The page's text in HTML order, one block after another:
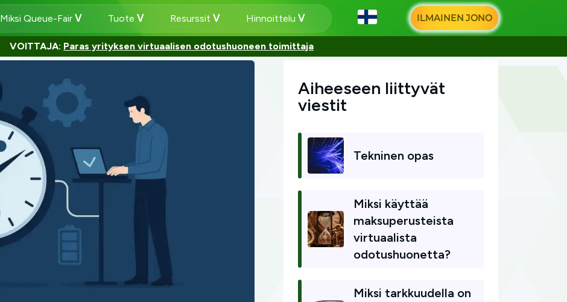
Miksi Queue-Fair Tuote Resurssit Hinnoittelu ILMAINEN JONO
VOITTAJA: Paras yrityksen virtuaalisen odotushuoneen toimittaja
Aiheeseen liittyvät
viestit
Tekninen opas
Miksi käyttää
maksuperusteista
virtuaalista
odotushuonetta?
Miksi tarkkuudella on